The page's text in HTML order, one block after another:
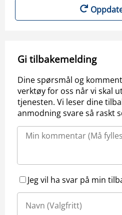
Gi tilbakemelding
Dine spørsmål og
verktøy for oss når vi skal
tjenesten. Vi leser dine
anmodning svare så raskt
Jeg vil ha svar på min